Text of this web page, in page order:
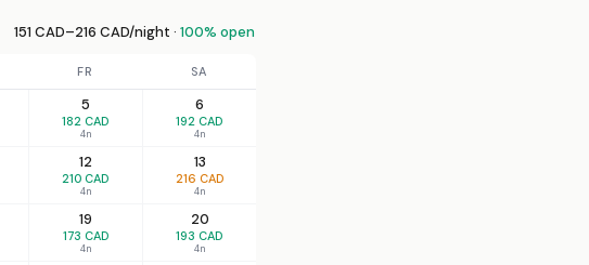
151 CAD–216 CAD/night · 100% open
FR SA
5
182 CAD
4n
6
192 CAD
4n
12
210 CAD
4n
13
216 CAD
4n
19
173 CAD
4n
20
193 CAD
4n